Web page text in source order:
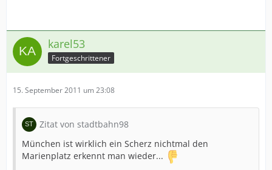
karel53
Fortgeschrittener
15. September 2011 um 23:08
Zitat von stadtbahn98
München ist wirklich ein Scherz nichtmal den
Marienplatz erkennt man wieder...